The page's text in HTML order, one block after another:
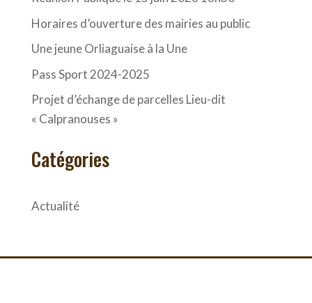
Horaires d’ouverture des mairies au public
Une jeune Orliaguaise à la Une
Pass Sport 2024-2025
Projet d’échange de parcelles Lieu-dit
« Calpranouses »
Catégories
Actualité